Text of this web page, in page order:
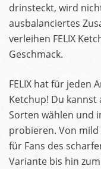
drinsteckt, wird
ausbalanciertes
verleihen FELIX
Geschmack.
FELIX hat für jeden
Ketchup! Du kannst
Sorten wählen und
probieren. Von
für Fans des
Variante bis hin